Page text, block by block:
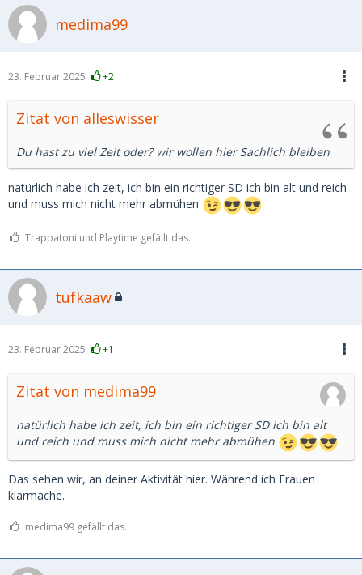
medima99
23. Februar 2025 +2
Zitat von alleswisser
Du hast zu viel Zeit oder? wir wollen hier Sachlich bleiben
natürlich habe ich zeit, ich bin ein richtiger SD ich bin alt und reich
und muss mich nicht mehr abmühen
Trappatoni und Playtime gefällt das.
tufkaaw
23. Februar 2025 +1
Zitat von medima99
natürlich habe ich zeit, ich bin ein richtiger SD ich bin alt
und reich und muss mich nicht mehr abmühen
Das sehen wir, an deiner Aktivität hier. Während ich Frauen
klarmache.
medima99 gefällt das.